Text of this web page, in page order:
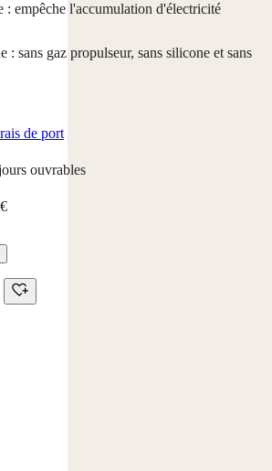
: empêche l'accumulation d'électricité
: sans gaz propulseur, sans silicone et sans
de port
ouvrables